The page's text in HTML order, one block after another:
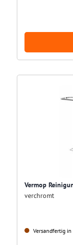
Vermop
verchromt
Versandfertig